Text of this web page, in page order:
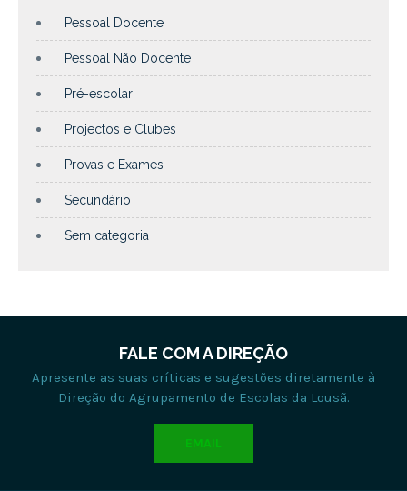
Pessoal Docente
Pessoal Não Docente
Pré-escolar
Projectos e Clubes
Provas e Exames
Secundário
Sem categoria
FALE COM A DIREÇÃO
Apresente as suas críticas e sugestões diretamente à
Direção do Agrupamento de Escolas da Lousã.
EMAIL